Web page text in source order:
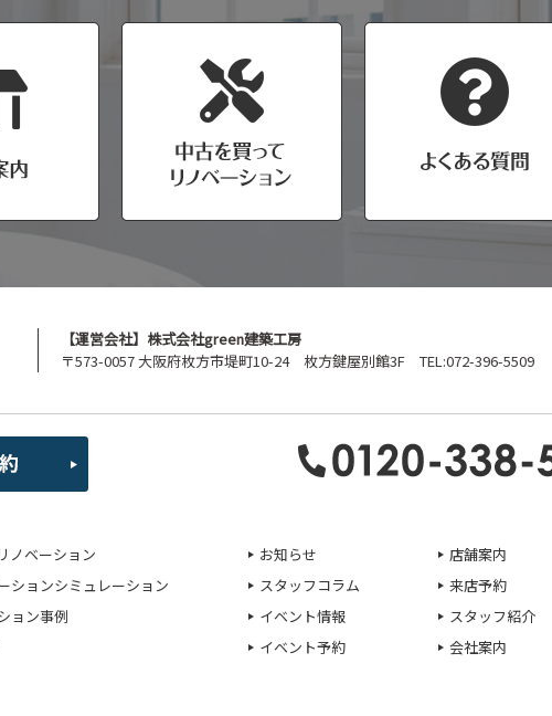
【運営会社】株式会社green建築工房
〒573-0057 大阪府枚方市堤町10-24 枚方鍵屋別館3F TEL:072-396-5509
ノベーション
ションシミュレーション
ョン事例
お知らせ
スタッフコラム
イベント情報
イベント予約
店舗案内
来店予約
スタッフ紹介
会社案内